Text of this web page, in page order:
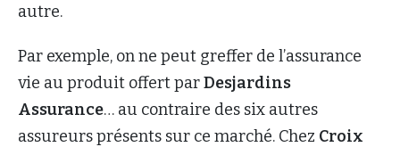
autre.
Par exemple, on ne peut greffer de l’assurance
vie au produit offert parDesjardins
Assurance… au contraire des six autres
assureurs présents sur ce marché. Chez Croix